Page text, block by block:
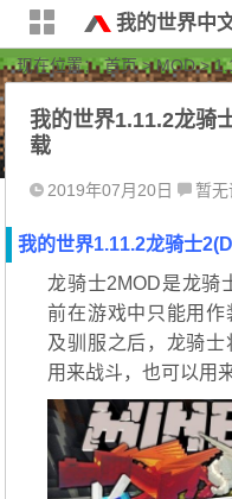
我的世界中
现在位置：首页>MOD>
我的世界1.11.2龙骑
载
2019年07月20日 暂
我的世界1.11.2龙骑士
龙骑士2MOD是龙骑
前在游戏中只能用
及驯服之后，龙骑
用来战斗，也可以用